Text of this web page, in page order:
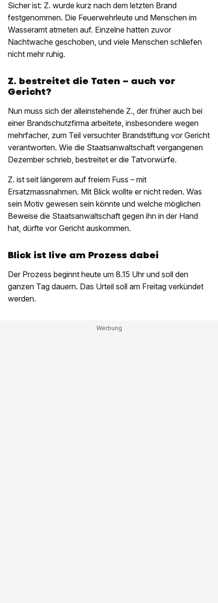
Sicher ist: Z. wurde kurz nach dem letzten Brand
festgenommen. Die Feuerwehrleute und Menschen im
Wasseramt atmeten auf. Einzelne hatten zuvor
Nachtwache geschoben, und viele Menschen schliefen
nicht mehr ruhig.
Z. bestreitet die Taten – auch vor
Gericht?
Nun muss sich der alleinstehende Z., der früher auch bei
einer Brandschutzfirma arbeitete, insbesondere wegen
mehrfacher, zum Teil versuchter Brandstiftung vor Gericht
verantworten. Wie die Staatsanwaltschaft vergangenen
Dezember schrieb, bestreitet er die Tatvorwürfe.
Z. ist seit längerem auf freiem Fuss – mit
Ersatzmassnahmen. Mit Blick wollte er nicht reden. Was
sein Motiv gewesen sein könnte und welche möglichen
Beweise die Staatsanwaltschaft gegen ihn in der Hand
hat, dürfte vor Gericht auskommen.
Blick ist live am Prozess dabei
Der Prozess beginnt heute um 8.15 Uhr und soll den
ganzen Tag dauern. Das Urteil soll am Freitag verkündet
werden.